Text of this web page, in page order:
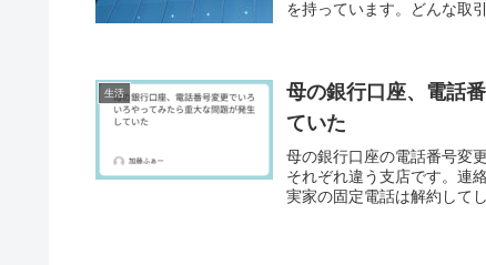
を持っています。どんな取
生活
母の銀行口座、電話
ていた
母の銀行口座の電話番号変
それぞれ違う支店です。連
実家の固定電話は解約して